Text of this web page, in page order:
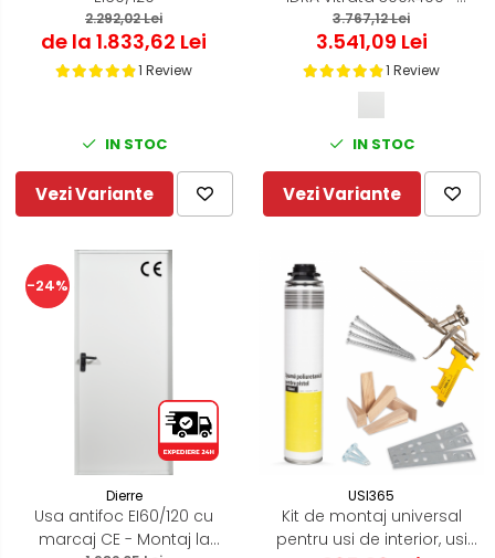
2.292,02 Lei
de la 1.833,62 Lei
1 Review
IN STOC
Vezi Variante
ST/DR
3.767,12 Lei
3.541,09 Lei
1 Review
IN STOC
Vezi Variante
-24%
Dierre
Usa antifoc EI60/120 cu
marcaj CE - Montaj la
USI365
Kit de montaj universal
pentru usi de interior, usi